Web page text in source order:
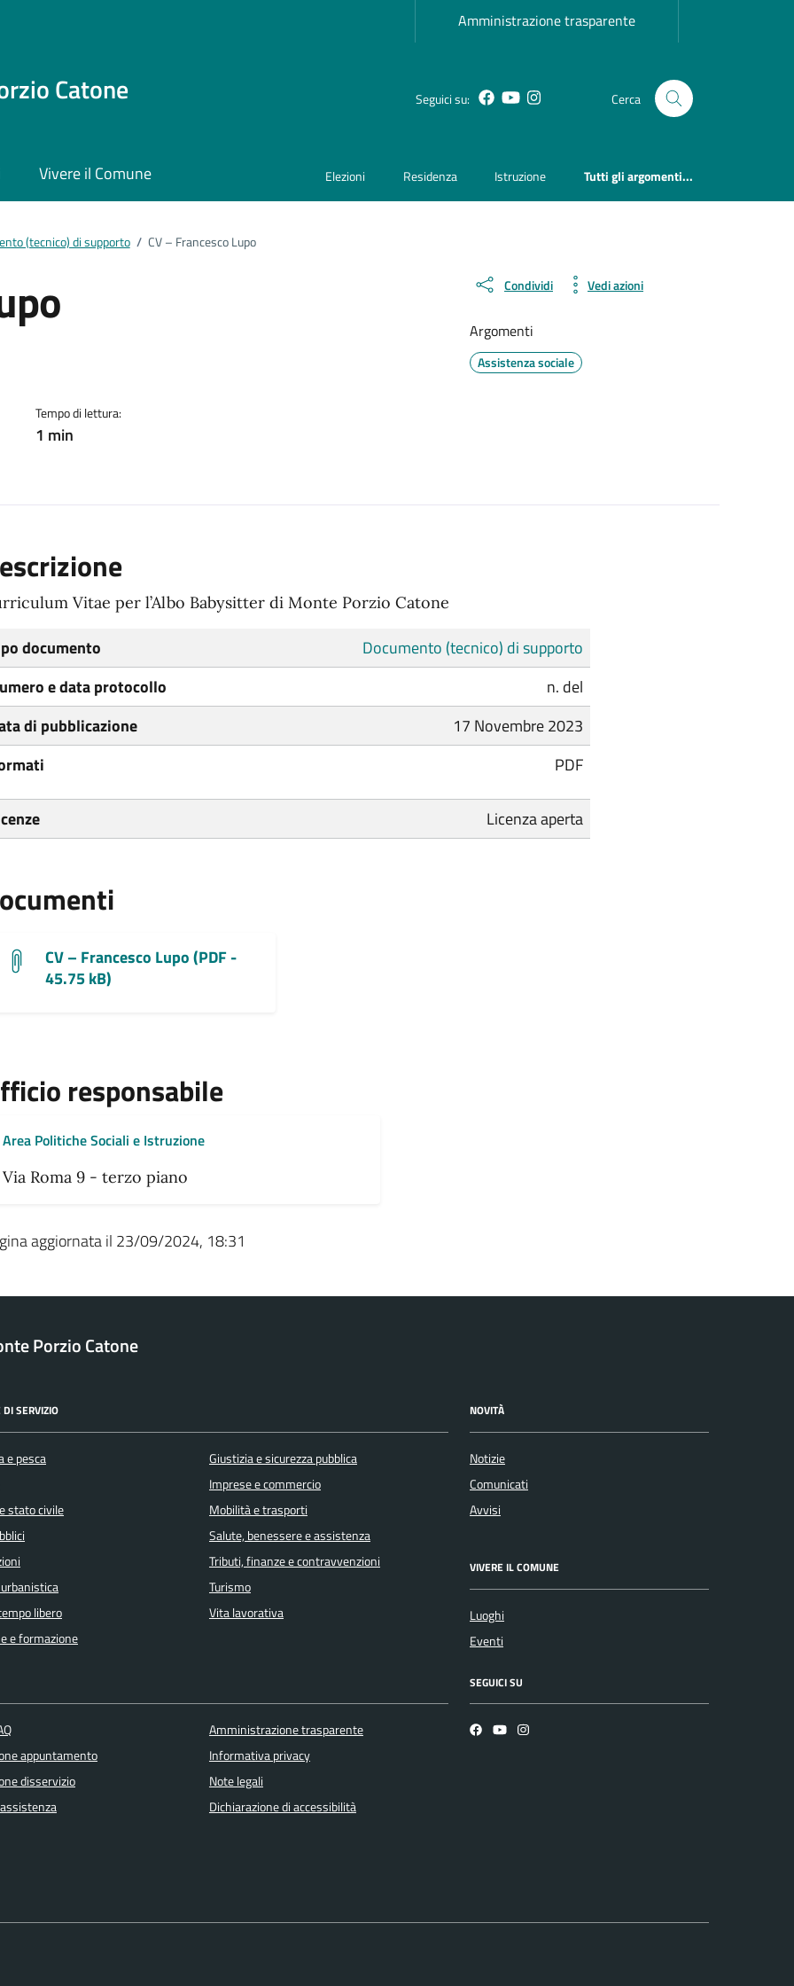
Amministrazione trasparente
Catone Seguici su: Facebook
YouTubeInstagram Cerca
Vivere il Comune Elezioni Residenza Istruzione Tutti gli argomenti...
(tecnico) di supporto / CV – Francesco Lupo
Tempo di lettura:
1 min
Condividi Vedi azioni
Argomenti
Assistenza sociale
Vitae per l’Albo Babysitter di Monte Porzio Catone
documento
Documento (tecnico) di supporto
e data protocollo
n. del
di pubblicazione
17 Novembre 2023
PDF
Licenza aperta
CV – Francesco Lupo (PDF -
45.75 kB)
responsabile
Area Politiche Sociali e Istruzione
Via Roma 9 - terzo piano
aggiornata il 23/09/2024, 18:31
Porzio Catone
DI SERVIZIO
e pesca
stato civile
libero
e formazione
Giustizia e sicurezza pubblica
Imprese e commercio
Mobilità e trasporti
Salute, benessere e assistenza
Tributi, finanze e contravvenzioni
Turismo
Vita lavorativa
NOVITÀ
Notizie
Comunicati
Avvisi
VIVERE IL COMUNE
Luoghi
Eventi
appuntamento
disservizio
Amministrazione trasparente
Informativa privacy
Note legali
Dichiarazione di accessibilità
SEGUICI SU
Facebook
YouTubeInstagram